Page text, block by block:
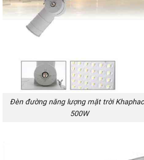
Đèn đường năng lượng mặt trời
500W